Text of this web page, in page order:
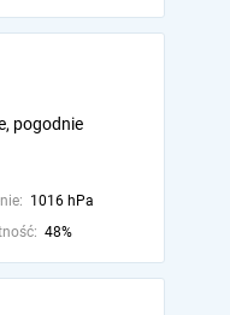
pogodnie
1016 hPa
48%